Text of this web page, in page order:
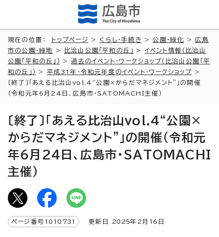
現在の位置： トップページ > くらし・手続き >公園・緑化 >広島
市の公園・緑地
> 比治山公園「平和の丘」 > イベント情報（比治山
公園「平和の丘」）
>過去のイベント・ワークショップ（比治山公園「平
和の丘」）
> 平成31年・令和元年度のイベント・ワークショップ
>
〔終了〕「あえる比治山vol.4“公園×からだマネジメント”」の開催
（令和元年6月24日、広島市・SATOMACHI主催）
〔終了〕「あえる比治山vol.4“公園×
からだマネジメント”」の開催（令和元
年6月24日、広島市・SATOMACHI
主催）
ページ番号 1010731 更新日 2025年2月 16 日